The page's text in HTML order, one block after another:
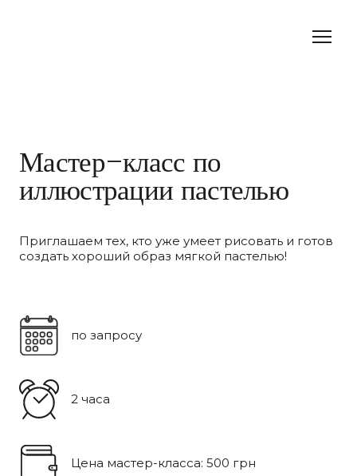
Мастер-класс по
иллюстрации пастелью
Приглашаем тех, кто уже умеет рисовать и готов
создать хороший образ мягкой пастелью!
по запросу
2 часа
Цена мастер-класса: 500 грн